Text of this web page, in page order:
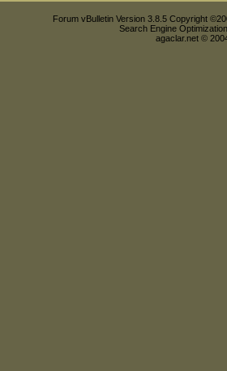
Forum vBulletin Version 3.8.5 Copyright
Search Engine
agaclar.net ©